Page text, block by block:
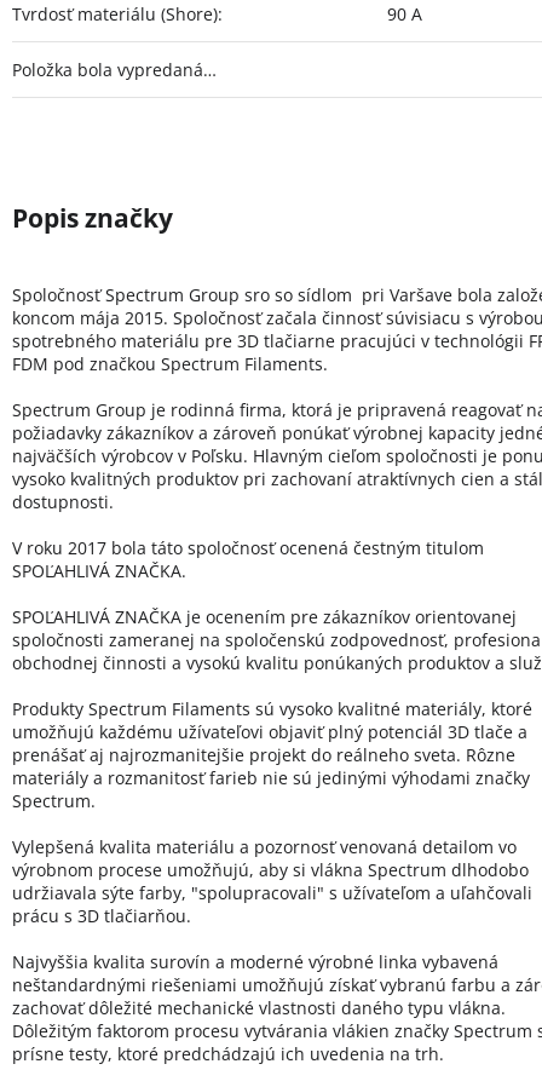
Tvrdosť materiálu (Shore): 90 A
Položka bola vypredaná…
Spoločnosť Spectrum Group sro so sídlom pri Varšave bola
koncom mája 2015. Spoločnosť začala činnosť súvisiacu s
spotrebného materiálu pre 3D tlačiarne pracujúci v technológii
FDM pod značkou Spectrum Filaments.
Spectrum Group je rodinná firma, ktorá je pripravená reagovať
požiadavky zákazníkov a zároveň ponúkať výrobnej kapacity
najväčších výrobcov v Poľsku. Hlavným cieľom spoločnosti je
vysoko kvalitných produktov pri zachovaní atraktívnych cien a
dostupnosti.
V roku 2017 bola táto spoločnosť ocenená čestným titulom
SPOĽAHLIVÁ ZNAČKA.
SPOĽAHLIVÁ ZNAČKA je ocenením pre zákazníkov orientovanej
spoločnosti zameranej na spoločenskú zodpovednosť,
obchodnej činnosti a vysokú kvalitu ponúkaných produktov a
Produkty Spectrum Filaments sú vysoko kvalitné materiály, ktoré
umožňujú každému užívateľovi objaviť plný potenciál 3D tlače a
prenášať aj najrozmanitejšie projekt do reálneho sveta. Rôzne
materiály a rozmanitosť farieb nie sú jedinými výhodami značky
Spectrum.
Vylepšená kvalita materiálu a pozornosť venovaná detailom vo
výrobnom procese umožňujú, aby si vlákna Spectrum dlhodobo
udržiavala sýte farby, "spolupracovali" s užívateľom a uľahčovali
prácu s 3D tlačiarňou.
Najvyššia kvalita surovín a moderné výrobné linka vybavená
neštandardnými riešeniami umožňujú získať vybranú farbu a
zachovať dôležité mechanické vlastnosti daného typu vlákna.
Dôležitým faktorom procesu vytvárania vlákien značky Spectrum
prísne testy, ktoré predchádzajú ich uvedenia na trh.